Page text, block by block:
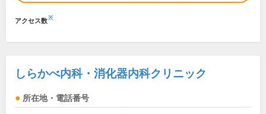
アクセス数※
しらかべ内科・消化器内科クリニック
所在地・電話番号